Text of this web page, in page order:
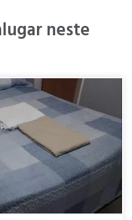
é ótimo aqui é seguro tem
ônibus pertinho faculdades
"
não convivermos com
perto de farmácias,
mercearias,
paradas de ônibus e metrô
neste